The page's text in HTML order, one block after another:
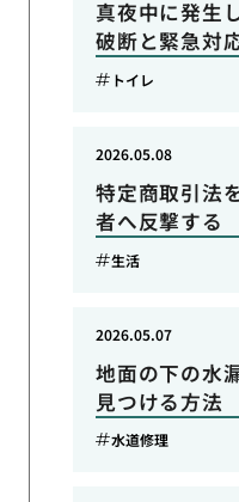
真夜中に発生
破断と緊急対
トイレ
特定商取引法
者へ反撃する
2026.05.08
生活
地面の下の水
見つける方法
2026.05.07
水道修理